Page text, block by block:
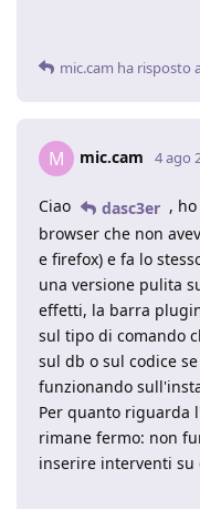
mic.cam ha risposto
M mic.cam 4 ago
Ciao dasc3er ,
browser che non
e firefox) e fa lo
una versione pulita
effetti, la barra
sul tipo di comando
sul db o sul codice
funzionando
Per quanto riguarda
rimane fermo: non
inserire interventi su